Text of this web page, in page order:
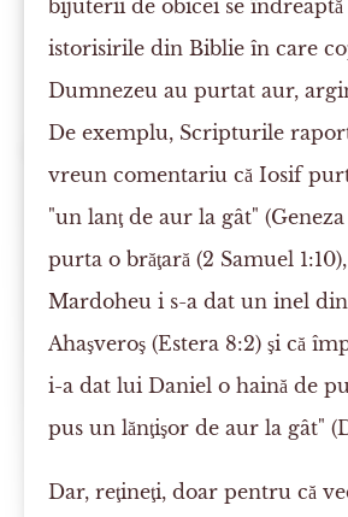
bijuterii de obicei se îndreaptă
istorisirile din Biblie în care
Dumnezeu au purtat aur,
De exemplu, Scripturile
vreun comentariu că Iosif
"un lanţ de aur la gât" (Geneza
purta o brăţară (2 Samuel
Mardoheu i s-a dat un inel
Ahaşveroş (Estera 8:2) şi că
i-a dat lui Daniel o haină de
pus un lănţişor de aur la gât"
Dar, reţineţi, doar pentru că